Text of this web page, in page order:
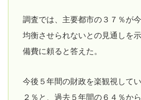
調査では、主要都市の３７％が
均衡させられないとの見通しを
備費に頼ると答えた。
今後５年間の財政を楽観視して
２％と、過去５年間の６４％か